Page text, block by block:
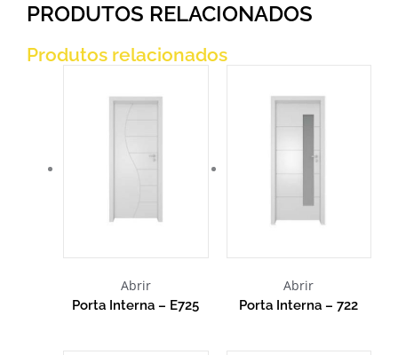
PRODUTOS RELACIONADOS
Produtos relacionados
Abrir
Porta Interna – E725
Abrir
Porta Interna – 722